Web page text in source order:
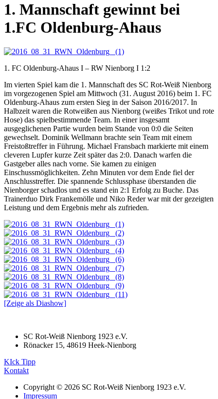
1. Mannschaft gewinnt bei
1.FC Oldenburg-Ahaus
1. FC Oldenburg-Ahaus I – RW Nienborg I 1:2
Im vierten Spiel kam die 1. Mannschaft des SC Rot-Weiß Nienborg
im vorgezogenen Spiel am Mittwoch (31. August 2016) beim 1. FC
Oldenburg-Ahaus zum ersten Sieg in der Saison 2016/2017. In
Halbzeit waren die Rotweißen aus Nienborg (weißes Trikot und rote
Hose) das spielbestimmende Team. In einer insgesamt
ausgeglichenen Partie wurden beim Stande von 0:0 die Seiten
gewechselt. Dominik Wellmann brachte sein Team mit einem
Freistoßtreffer in Führung. Michael Fransbach markierte mit einem
cleveren Lupfer kurze Zeit später das 2:0. Danach warfen die
Gastgeber alles nach vorne. Sie kamen zu einigen
Einschussmöglichkeiten. Zehn Minuten vor dem Ende fiel der
Anschlusstreffer. Die spannende Schlussphase überstanden die
Nienborger schadlos und es stand ein 2:1 Erfolg zu Buche. Das
Trainerduo Dirk Frankemölle und Niko Reder war mit der gezeigten
Leistung und dem Ergebnis mehr als zufrieden.
[Zeige als Diashow]
SC Rot-Weiß Nienborg 1923 e.V.
Rönacker 15, 48619 Heek-Nienborg
KIck Tipp
Kontakt
Copyright © 2026 SC Rot-Weiß Nienborg 1923 e.V.
Impressum